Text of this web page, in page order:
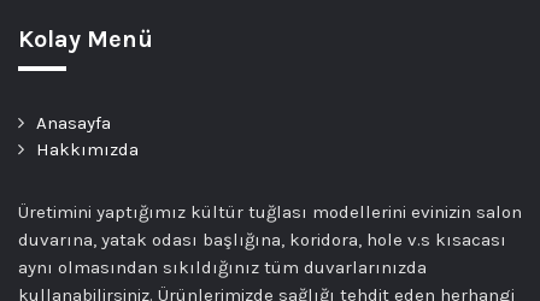
Kolay Menü
Anasayfa
Hakkımızda
Üretimini yaptığımız kültür tuğlası modellerini evinizin salon
duvarına, yatak odası başlığına, koridora, hole v.s kısacası
aynı olmasından sıkıldığınız tüm duvarlarınızda
kullanabilirsiniz. Ürünlerimizde sağlığı tehdit eden herhangi